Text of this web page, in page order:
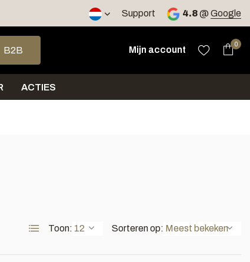
Support 4.8@ Google
neer om een beschikbaar resultaat te selecteren. Druk
B2B
Mijn account
0
ACTIES
Toon: Sorteren op: